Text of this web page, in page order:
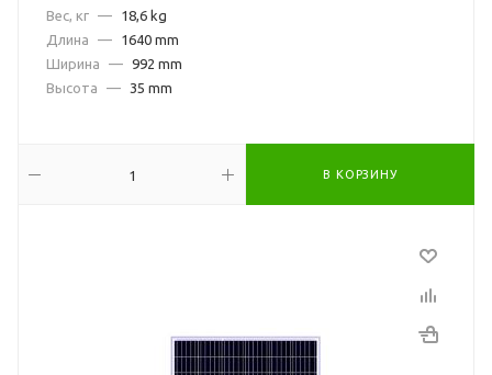
Вес, кг —
18,6 kg
Длина
—
1640 mm
Ширина
— 992 mm
Высота
— 35 mm
В КОРЗИНУ